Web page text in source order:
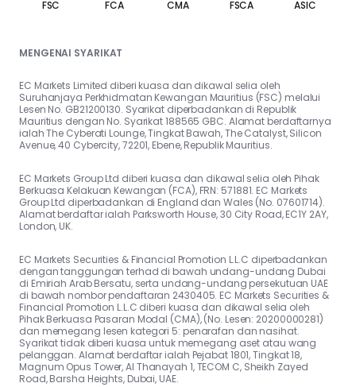
FSC FCA CMA FSCA ASIC
MENGENAI SYARIKAT
EC Markets Limited diberi kuasa dan dikawal selia oleh
Suruhanjaya Perkhidmatan Kewangan Mauritius (FSC) melalui
Lesen No. GB21200130. Syarikat diperbadankan di Republik
Mauritius dengan No. Syarikat 188565 GBC. Alamat berdaftarnya
ialah The Cyberati Lounge, Tingkat Bawah, The Catalyst, Silicon
Avenue, 40 Cybercity, 72201, Ebene, Republik Mauritius.
EC Markets Group Ltd diberi kuasa dan dikawal selia oleh Pihak
Berkuasa Kelakuan Kewangan (FCA), FRN: 571881. EC Markets
Group Ltd diperbadankan di England dan Wales (No. 07601714).
Alamat berdaftar ialah Parksworth House, 30 City Road, EC1Y 2AY,
London, UK.
EC Markets Securities & Financial Promotion L.L.C diperbadankan
dengan tanggungan terhad di bawah undang-undang Dubai
di Emiriah Arab Bersatu, serta undang-undang persekutuan UAE
di bawah nombor pendaftaran 2430405. EC Markets Securities &
Financial Promotion L.L.C diberi kuasa dan dikawal selia oleh
Pihak Berkuasa Pasaran Modal (CMA), (No. Lesen: 20200000281)
dan memegang lesen kategori 5: penarafan dan nasihat.
Syarikat tidak diberi kuasa untuk memegang aset atau wang
pelanggan. Alamat berdaftar ialah Pejabat 1801, Tingkat 18,
Magnum Opus Tower, Al Thanayah 1, TECOM C, Sheikh Zayed
Road, Barsha Heights, Dubai, UAE.